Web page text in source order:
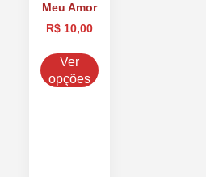
Meu Amor
R$ 10,00
Ver
opções